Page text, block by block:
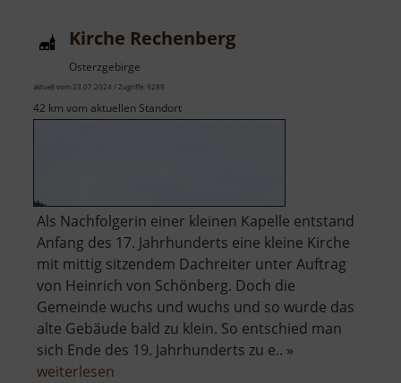
Kirche Rechenberg
Osterzgebirge
aktuell vom 23.07.2024 / Zugriffe: 9289
42 km vom aktuellen Standort
Als Nachfolgerin einer kleinen Kapelle entstand
Anfang des 17. Jahrhunderts eine kleine Kirche
mit mittig sitzendem Dachreiter unter Auftrag
von Heinrich von Schönberg. Doch die
Gemeinde wuchs und wuchs und so wurde das
alte Gebäude bald zu klein. So entschied man
sich Ende des 19. Jahrhunderts zu e.. »
weiterlesen